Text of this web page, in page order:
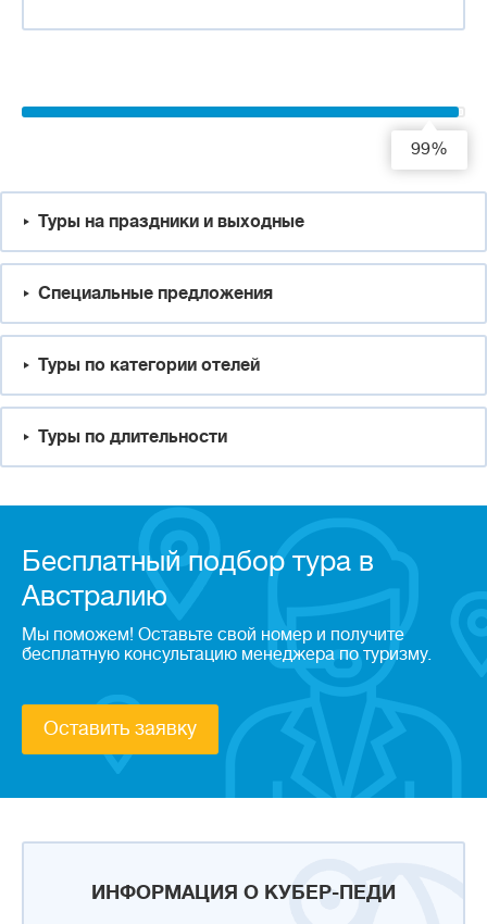
ИНФОРМАЦИЯ О КУБЕР-ПЕДИ
99%
Туры на праздники и выходные
Специальные предложения
Туры по категории отелей
Туры по длительности
Бесплатный подбор тура в
Австралию
Мы поможем! Оставьте свой номер и получите
бесплатную консультацию менеджера по туризму.
Оставить заявку